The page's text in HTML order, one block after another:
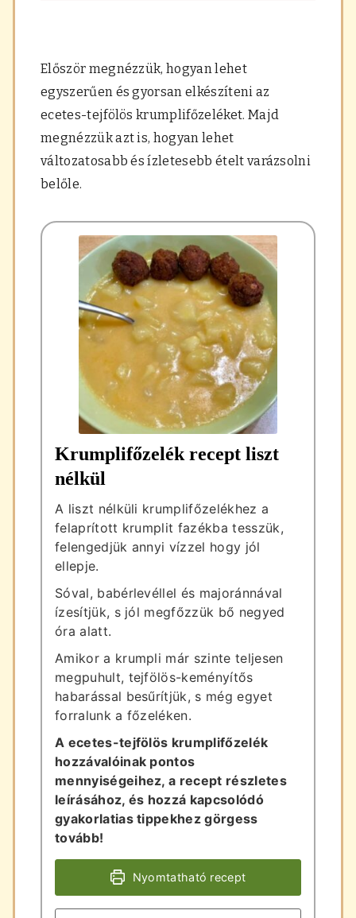
Először megnézzük, hogyan lehet
egyszerűen és gyorsan elkészíteni az
ecetes-tejfölös krumplifőzeléket. Majd
megnézzük azt is, hogyan lehet
változatosabb és ízletesebb ételt varázsolni
belőle.
Krumplifőzelék recept liszt
nélkül
A liszt nélküli krumplifőzelékhez a
felaprított krumplit fazékba tesszük,
felengedjük annyi vízzel hogy jól
ellepje.
Sóval, babérlevéllel és majoránnával
ízesítjük, s jól megfőzzük bő negyed
óra alatt.
Amikor a krumpli már szinte teljesen
megpuhult, tejfölös-keményítős
habarással besűrítjük, s még egyet
forralunk a főzeléken.
A ecetes-tejfölös krumplifőzelék
hozzávalóinak pontos
mennyiségeihez, a recept részletes
leírásához, és hozzá kapcsolódó
gyakorlatias tippekhez görgess
tovább!
Nyomtatható recept